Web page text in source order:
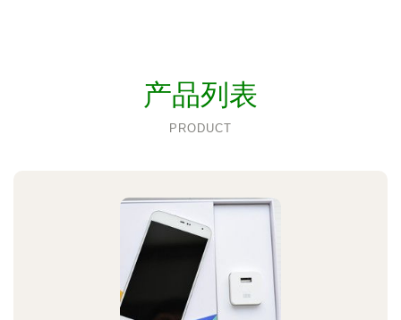
产品列表
PRODUCT